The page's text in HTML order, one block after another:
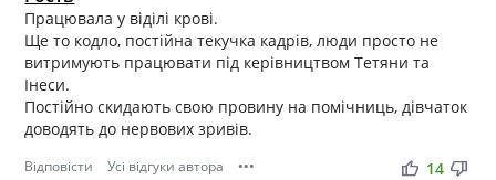
Працювала у віділі крові.
Ще то кодло, постійна текучка кадрів, люди просто не
витримують працювати під керівництвом Тетяни та
Інеси.
Постійно скидають свою провину на помічниць, дівчаток
доводять до нервових зривів.
Відповісти Усі відгуки автора ••• thumb_up thumb_down
14